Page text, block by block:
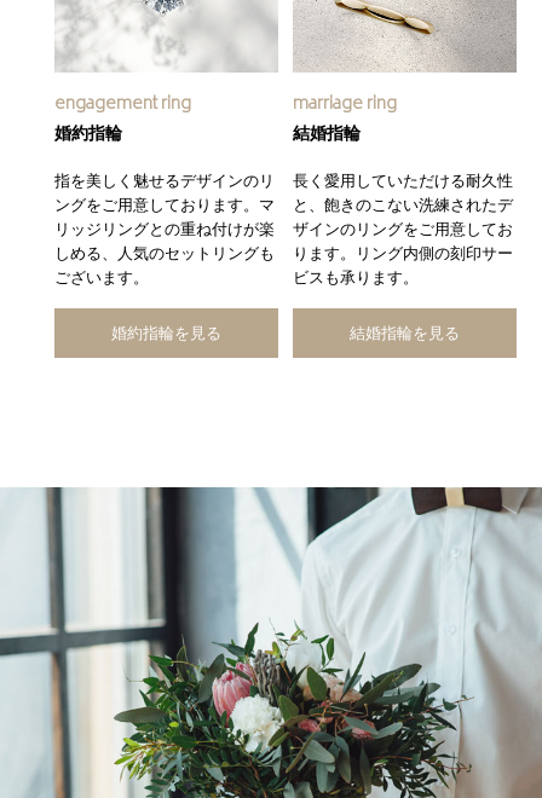
engagement ring
婚約指輪
指を美しく魅せるデザインのリ
ングをご用意しております。マ
リッジリングとの重ね付けが楽
しめる、人気のセットリングも
ございます。
婚約指輪を見る
marriage ring
結婚指輪
長く愛用していただける耐久性
と、飽きのこない洗練されたデ
ザインのリングをご用意してお
ります。リング内側の刻印サー
ビスも承ります。
結婚指輪を見る